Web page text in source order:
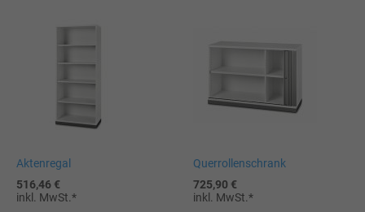
Aktenregal
inkl. MwSt.
516,46 €
In
den
Warenkorb
Querrollenschrank
inkl. MwSt.
725,90 €
In
den
Warenkorb